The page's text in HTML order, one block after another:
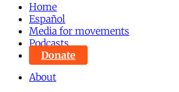
Home
Español
Media for movements
Podcasts
Donate
About